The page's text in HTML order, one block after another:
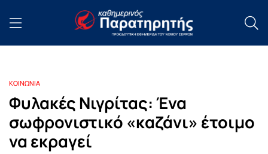
ΚΟΙΝΩΝΙΑ
Φυλακές Νιγρίτας: Ένα
σωφρονιστικό «καζάνι» έτοιμο
να εκραγεί